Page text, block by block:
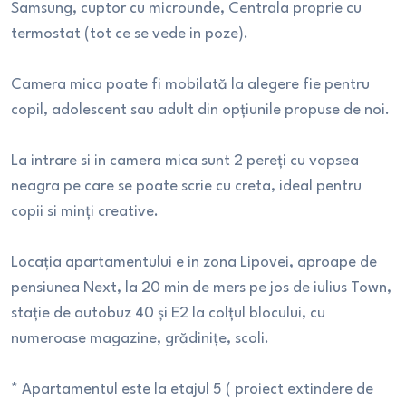
Samsung, cuptor cu microunde, Centrala proprie cu
termostat (tot ce se vede in poze).
Camera mica poate fi mobilată la alegere fie pentru
copil, adolescent sau adult din opțiunile propuse de noi.
La intrare si in camera mica sunt 2 pereți cu vopsea
neagra pe care se poate scrie cu creta, ideal pentru
copii si minți creative.
Locația apartamentului e in zona Lipovei, aproape de
pensiunea Next, la 20 min de mers pe jos de iulius Town,
stație de autobuz 40 și E2 la colțul blocului, cu
numeroase magazine, grădinițe, scoli.
* Apartamentul este la etajul 5 ( proiect extindere de